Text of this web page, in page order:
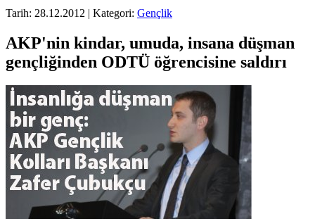
Tarih: 28.12.2012 | Kategori: Gençlik
AKP'nin kindar, umuda, insana düşman
gençliğinden ODTÜ öğrencisine saldırı